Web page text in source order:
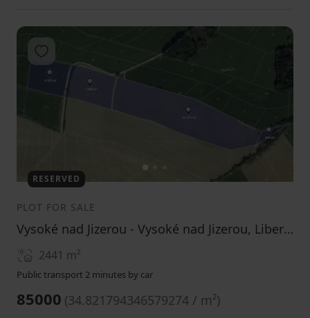
1
Add to favorites
RESERVED
PLOT FOR SALE
Vysoké nad Jizerou - Vysoké nad Jizerou, Liberecký Region
2441 m²
Public transport 2 minutes by car
85000 (34.821794346579274 / m²)